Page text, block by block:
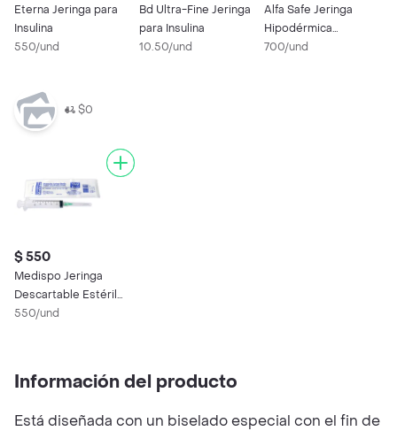
Eterna Jeringa para
Insulina
550/und
Bd Ultra-Fine Jeringa
para Insulina
10.50/und
Alfa Safe Jeringa
Hipodérmica
Desechable x20ml
700/und
$0
$ 550
Medispo Jeringa
Descartable Estéril
(10 mL)
550/und
Información del producto
Está diseñada con un biselado especial con el fin de